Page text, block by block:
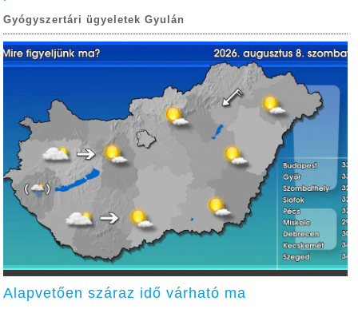
Gyógyszertári ügyeletek Gyulán
Alapvetően száraz idő várható ma